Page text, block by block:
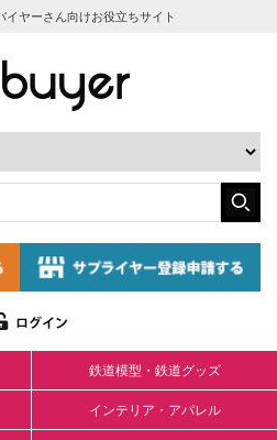
イヤーさん向けお役立ちサイト
鉄道模型・鉄道グッズ
インテリア・アパレル